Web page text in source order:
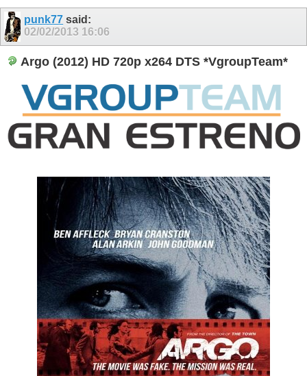
punk77 said:
02/02/2013 16:06
Argo (2012) HD 720p x264 DTS *VgroupTeam*